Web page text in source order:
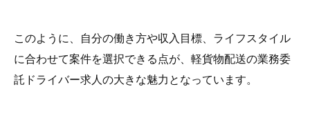
このように、自分の働き方や収入目標、ライフスタイル
に合わせて案件を選択できる点が、軽貨物配送の業務委
託ドライバー求人の大きな魅力となっています。